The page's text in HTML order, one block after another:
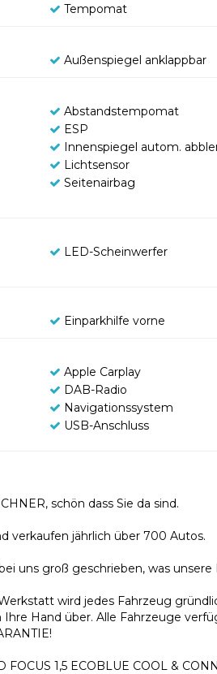
Tempomat
Außenspiegel anklappbar
Abstandstempomat
ESP
Innenspiegel autom.
Lichtsensor
Seitenairbag
LED-Scheinwerfer
Einparkhilfe vorne
Apple Carplay
DAB-Radio
Navigationssystem
USB-Anschluss
schön dass Sie da sind.
verkaufen jährlich über 700 Autos.
uns groß geschrieben, was
wird jedes Fahrzeug
Hand über. Alle Fahrzeuge
1,5 ECOBLUE COOL &